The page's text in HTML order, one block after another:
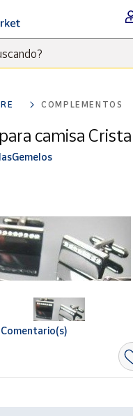
COMPLEMENTOS
camisa
Comentario(s)